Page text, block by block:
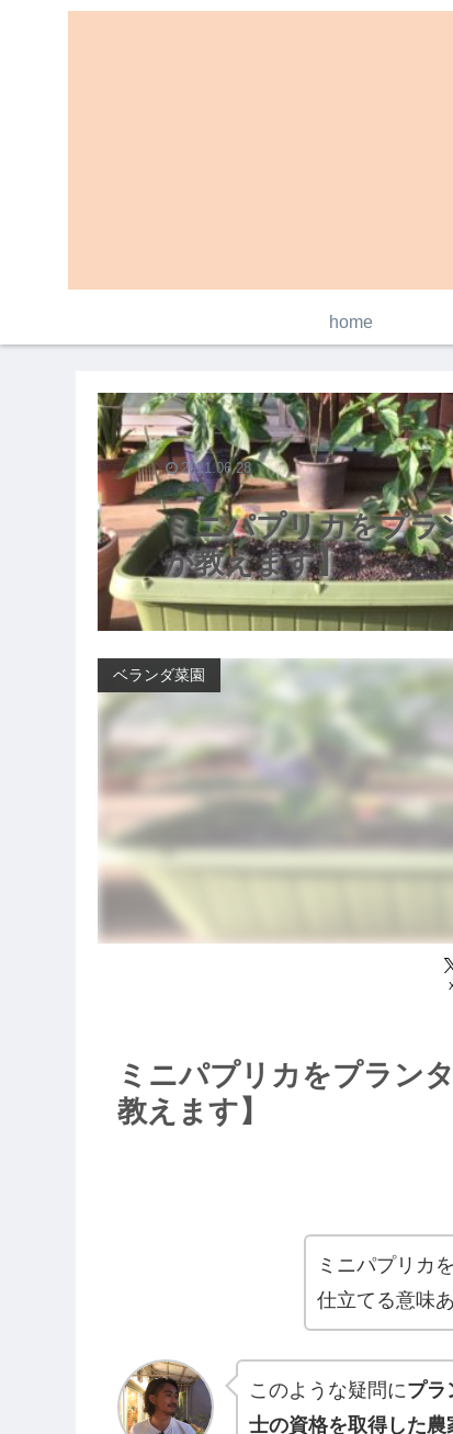
home
ミニパプリカをプラ
が教えます】
ベランダ菜園
2021.06.28
ミニパプリカをプラン
教えます】
ミニパプリカ
仕立てる意味
このような疑問にプラ
士の資格を取得した農